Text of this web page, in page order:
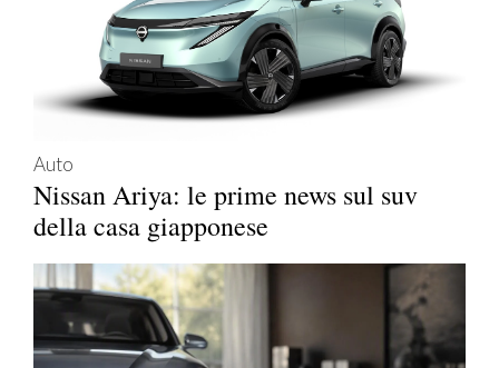
Auto
Nissan Ariya: le prime news sul suv
della casa giapponese